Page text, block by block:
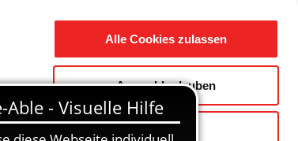
Alle Cookies zulassen
Auswahl erlauben
Ablehnen
Gemeinde / Geschichte